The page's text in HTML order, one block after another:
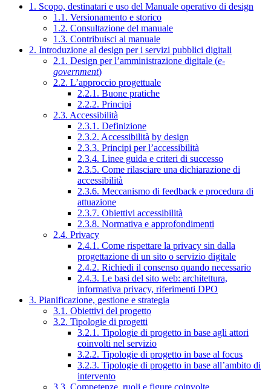
1. Scopo, destinatari e uso del Manuale operativo di design
1.1. Versionamento e storico
1.2. Consultazione del manuale
1.3. Contribuisci al manuale
2. Introduzione al design per i servizi pubblici digitali
2.1. Design per l’amministrazione digitale (e-
government)
2.2. L’approccio progettuale
2.2.1. Buone pratiche
2.2.2. Principi
2.3. Accessibilità
2.3.1. Definizione
2.3.2. Accessibilità by design
2.3.3. Principi per l’accessibilità
2.3.4. Linee guida e criteri di successo
2.3.5. Come rilasciare una dichiarazione di
accessibilità
2.3.6. Meccanismo di feedback e procedura di
attuazione
2.3.7. Obiettivi accessibilità
2.3.8. Normativa e approfondimenti
2.4. Privacy
2.4.1. Come rispettare la privacy sin dalla
progettazione di un sito o servizio digitale
2.4.2. Richiedi il consenso quando necessario
2.4.3. Le basi del sito web: architettura,
informativa privacy, riferimenti DPO
3. Pianificazione, gestione e strategia
3.1. Obiettivi del progetto
3.2. Tipologie di progetti
3.2.1. Tipologie di progetto in base agli attori
coinvolti nel servizio
3.2.2. Tipologie di progetto in base al focus
3.2.3. Tipologie di progetto in base all’ambito di
intervento
3.3. Competenze, ruoli e figure coinvolte